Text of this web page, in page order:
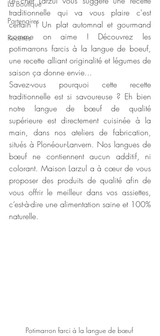
La Boutique
Partenaires
Recettes
traditionnelle qui va vous plaire c'est
certain ! Un plat automnal et gourmand
comme on aime ! Découvrez les
potimarrons farcis à la langue de boeuf,
une recette alliant originalité et légumes de
saison ça donne envie...
Savez-vous pourquoi cette recette
traditionnelle est si savoureuse ? Eh bien
notre langue de bœuf de qualité
supérieure est directement cuisinée à la
main, dans nos ateliers de fabrication,
situés à Plonéour-Lanvern. Nos langues de
bœuf ne contiennent aucun additif, ni
colorant. Maison Larzul a à cœur de vous
proposer des produits de qualité afin de
vous offrir le meilleur dans vos assiettes,
c’est-à-dire une alimentation saine et 100%
naturelle.
Potimarron farci à la langue de bœuf